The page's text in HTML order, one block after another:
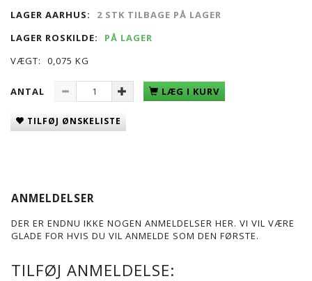
LAGER AARHUS:
2 STK TILBAGE PÅ LAGER
LAGER ROSKILDE:
PÅ LAGER
VÆGT:
0,075 KG
ANTAL LÆG I KURV
TILFØJ ØNSKELISTE
ANMELDELSER
DER ER ENDNU IKKE NOGEN ANMELDELSER HER. VI VIL VÆRE
GLADE FOR HVIS DU VIL ANMELDE SOM DEN FØRSTE.
TILFØJ ANMELDELSE: